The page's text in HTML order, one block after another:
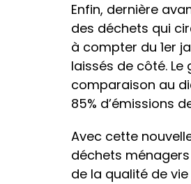
Enfin, dernière
des déchets qui
à compter du 1er
laissés de côté.
comparaison au
85% d’émissions
Avec cette
déchets
de la qualité de